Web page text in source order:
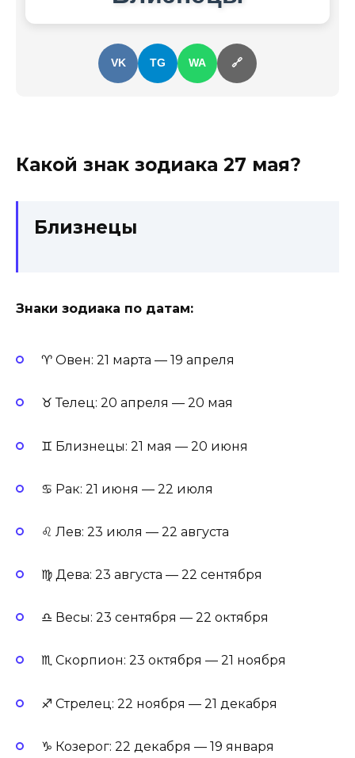
VK TG WA 🔗
Какой знак зодиака 27 мая?
Близнецы
Знаки зодиака по датам:
♈ Овен: 21 марта — 19 апреля
♉ Телец: 20 апреля — 20 мая
♊ Близнецы: 21 мая — 20 июня
♋ Рак: 21 июня — 22 июля
♌ Лев: 23 июля — 22 августа
♍ Дева: 23 августа — 22 сентября
♎ Весы: 23 сентября — 22 октября
♏ Скорпион: 23 октября — 21 ноября
♐ Стрелец: 22 ноября — 21 декабря
♑ Козерог: 22 декабря — 19 января